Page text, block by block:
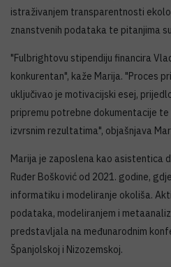
istraživanjem transparentnosti
znanstvenih podataka te pitanjima
"Fulbrightovu stipendiju financira
konkurentan", kaže Marija. "Proces
uključivao je motivacijski esej,
pripremu potrebne dokumentacije
izvrsnim rezultatima", objašnjava
Marija je zaposlena kao asistentica
Ruđer Bošković od 2021. godine,
informatiku i modeliranje okoliša.
podataka, modeliranjem i
predstavljala na međunarodnim
Španjolskoj i Nizozemskoj.